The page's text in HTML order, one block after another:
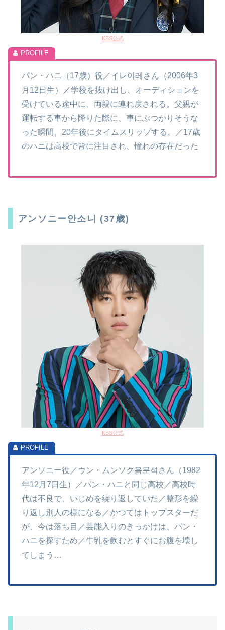
KBS公式
パン・ハニ（17歳）役／イレ이레さん（2006年3
月12日生）／学校を抜け出し、オーディションを
受けている途中に、両親に連れ戻される。父親が
運転する車から降りた際に、車にぶつかりそうな
った瞬間、20年後にタイムスリップする。／17歳
のハニは高校で皆に注目され、憧れの存在だった
アンソニー안소니 (37歳)
KBS公式
アンソニー役／ウン・ムンソク음문석さん（1982
年12月7日生）／パン・ハニと同じ高校／高校時
代は不良で、いじめを繰り返していた／整形を繰
り返し別人の様になる／かつてはトップスターだ
が、今は落ち目／芸能入りのきっかけは、パン・
ハニを探すため／牛乳を飲むとすぐにお腹を壊し
てしまう…